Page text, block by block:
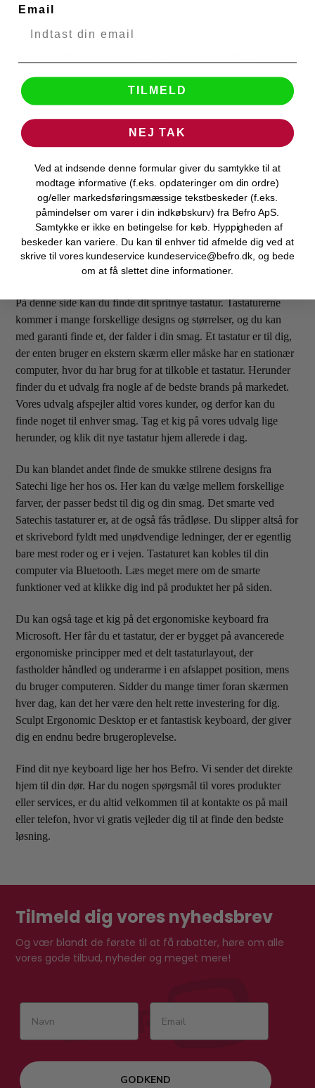
50950
3-5 hverdage (Fjernlager)
549,00 DKK
VIS PRODUKT
Tastatur
På denne side kan du finde dit spritnye tastatur. Tastaturerne
kommer i mange forskellige designs og størrelser, og du kan
med garanti finde et, der falder i din smag. Et tastatur er til dig,
der enten bruger en ekstern skærm eller måske har en stationær
computer, hvor du har brug for at tilkoble et tastatur. Herunder
finder du et udvalg fra nogle af de bedste brands på markedet.
Vores udvalg afspejler altid vores kunder, og derfor kan du
finde noget til enhver smag. Tag et kig på vores udvalg lige
herunder, og klik dit nye tastatur hjem allerede i dag.
Du kan blandet andet finde de smukke stilrene designs fra
Satechi lige her hos os. Her kan du vælge mellem forskellige
farver, der passer bedst til dig og din smag. Det smarte ved
Satechis tastaturer er, at de også fås trådløse. Du slipper altså for
et skrivebord fyldt med unødvendige ledninger, der er egentlig
bare mest roder og er i vejen. Tastaturet kan kobles til din
computer via Bluetooth. Læs meget mere om de smarte
funktioner ved at klikke dig ind på produktet her på siden.
Du kan også tage et kig på det ergonomiske keyboard fra
Microsoft. Her får du et tastatur, der er bygget på avancerede
ergonomiske principper med et delt tastaturlayout, der
fastholder håndled og underarme i en afslappet position, mens
du bruger computeren. Sidder du mange timer foran skærmen
hver dag, kan det her være den helt rette investering for dig.
Sculpt Ergonomic Desktop er et fantastisk keyboard, der giver
dig en endnu bedre brugeroplevelse.
Find dit nye keyboard lige her hos Befro. Vi sender det direkte
hjem til din dør. Har du nogen spørgsmål til vores produkter
eller services, er du altid velkommen til at kontakte os på mail
eller telefon, hvor vi gratis vejleder dig til at finde den bedste
løsning.
Tilmeld dig vores nyhedsbrev
Og vær blandt de første til at få rabatter, høre om alle
vores gode tilbud, nyheder og meget mere!
GODKEND
Email
TILMELD
NEJ TAK
Ved at indsende denne formular giver du samtykke til at
modtage informative (f.eks. opdateringer om din ordre)
og/eller markedsføringsmæssige tekstbeskeder (f.eks.
påmindelser om varer i din indkøbskurv) fra Befro ApS.
Samtykke er ikke en betingelse for køb. Hyppigheden af
beskeder kan variere. Du kan til enhver tid afmelde dig ved at
skrive til vores kundeservice kundeservice@befro.dk, og bede
om at få slettet dine informationer.